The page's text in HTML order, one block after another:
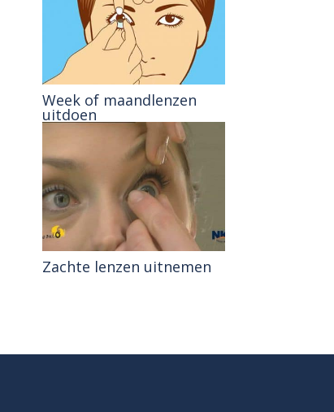
Week of maandlenzen
uitdoen
Zachte lenzen uitnemen